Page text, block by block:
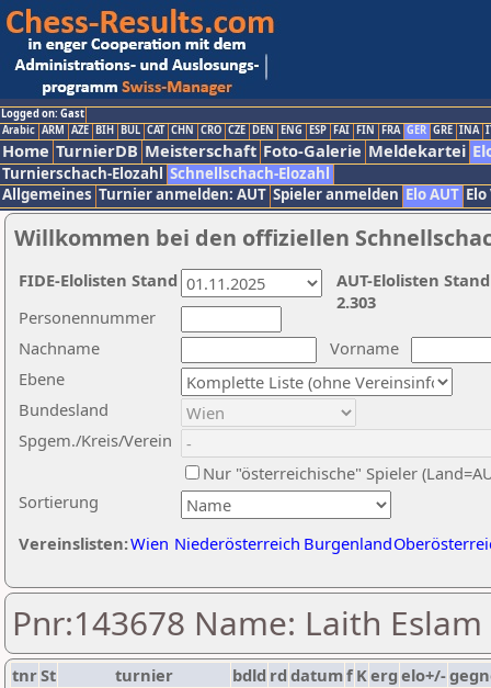
Logged on: Gast
Arabic ARM AZE BIH BUL CAT CHN CRO CZE DEN ENG ESP FAI FIN FRA GER GRE INA
Home TurnierDB Meisterschaft Foto-Galerie Meldekartei
Turnierschach-Elozahl Schnellschach-Elozahl
Allgemeines Turnier anmelden: AUT Spieler anmelden Elo AUT
Willkommen bei den offiziellen
Nachname
Vorname
Ebene
Sortierung
Personennummer
Bundesland
Spgem./Kreis/Verein
Nur "österreichische" Spieler
Vereinslisten:Wien Niederösterreich Burgenland
AUT-Elolisten
2.303
FIDE-Elolisten Stand
Pnr:143678 Name: Laith Eslam
tnrSt turnier bdld rd datumf Kerg elo+/-